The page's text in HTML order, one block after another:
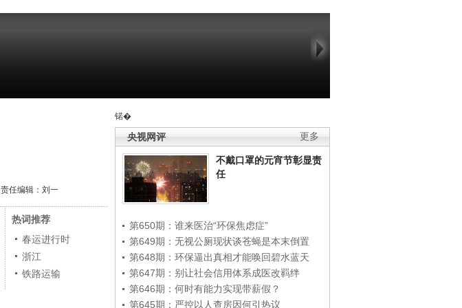
锘�
更多
央视网评
不戴口罩的元宵节彰显责
任
第650期：谁来医治“环保焦虑症”
第649期：无视公厕现状谈苍蝇是本末倒置
第648期：环保逼出真相才能唤回碧水蓝天
第647期：别让社会信用体系成医改羁绊
第646期：何时有能力实现带薪假？
第645期：严控以人查房因何引热议
责任编辑：刘一
热词推荐
春运进行时
浙江
铁路运输